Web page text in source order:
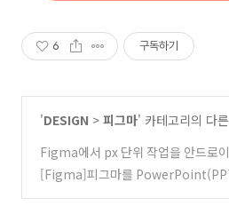
6 구독하기
'DESIGN > 피그마' 카테고리의 다
Figma에서 px 단위 작업을 안드로
로 변환할 때 발생하는 문제와 해결
[Figma]피그마를